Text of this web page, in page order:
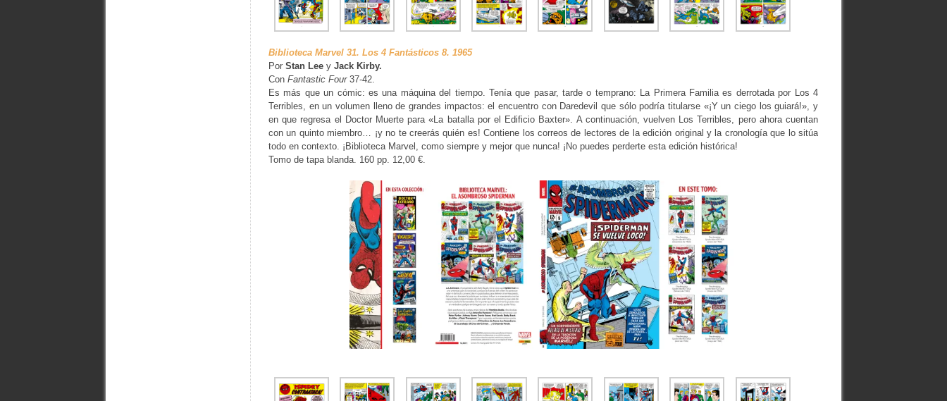
Biblioteca Marvel 31. Los 4 Fantásticos 8. 1965
Por Stan Lee y Jack Kirby.
Con Fantastic Four37-42.
Es más que un cómic: es una máquina del tiempo. Tenía que pasar, tarde o temprano: La Primera Familia es derrotada por Los 4
Terribles, en un volumen lleno de grandes impactos: el encuentro con Daredevil que sólo podría titularse «¡Y un ciego los guiará!», y
en que regresa el Doctor Muerte para «La batalla por el Edificio Baxter». A continuación, vuelven Los Terribles, pero ahora cuentan
con un quinto miembro… ¡y no te creerás quién es! Contiene los correos de lectores de la edición original y la cronología que lo sitúa
todo en contexto. ¡Biblioteca Marvel, como siempre y mejor que nunca! ¡No puedes perderte esta edición histórica!
Tomo de tapa blanda. 160 pp. 12,00 €.